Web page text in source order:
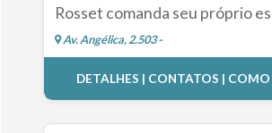
Rosset comanda seu próprio
Av. Angélica, 2.503 -
DETALHES | CONTATOS | COMO